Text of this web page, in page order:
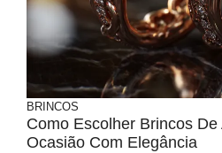
BRINCOS
Como Escolher Brincos
Ocasião Com Elegância